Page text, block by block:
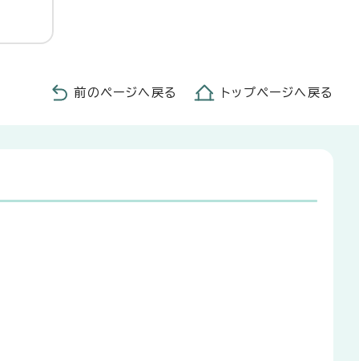
前のページへ戻る トップページへ戻る